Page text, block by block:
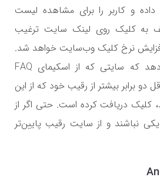
و کاربر را برای مشاهده لیست
به کلیک روی لینک سایت ترغیب
نرخ کلیک وب‌سایت خواهد شد.
که ‌سایتی که از اسکیمای FAQ
دو برابر بیشتر از رقیب خود که از این
کلیک دریافت کرده است. حتی اگر از
نباشند و از سایت رقیب پایین‌تر